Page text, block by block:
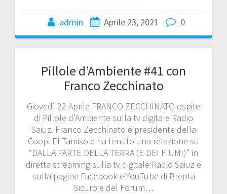
admin Aprile 23, 2021 0
Pillole d’Ambiente #41 con
Franco Zecchinato
Giovedì 22 Aprile FRANCO ZECCHINATO ospite
di Pillole d’Ambiente sulla tv digitale Radio
Saiuz. Franco Zecchinato è presidente della
Coop. El Tamiso e ha tenuto una relazione su
“DALLA PARTE DELLA TERRA (E DEI FIUMI)” in
diretta streaming sulla tv digitale Radio Saiuz e
sulla pagine Facebook e YouTube di Brenta
Sicuro e del Forum…